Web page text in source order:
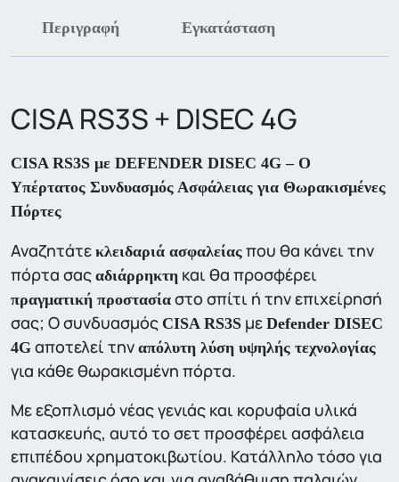
Περιγραφή Εγκατάσταση
CISA RS3S + DISEC 4G
CISA RS3S με DEFENDER DISEC 4G – Ο
Υπέρτατος Συνδυασμός Ασφάλειας για Θωρακισμένες
Πόρτες
Αναζητάτε κλειδαριά ασφαλείας που θα κάνει την
πόρτα σας αδιάρρηκτη και θα προσφέρει
πραγματική προστασία στο σπίτι ή την επιχείρησή
σας; Ο συνδυασμός CISA RS3S με Defender DISEC
4G αποτελεί την απόλυτη λύση υψηλής τεχνολογίας
για κάθε θωρακισμένη πόρτα.
Με εξοπλισμό νέας γενιάς και κορυφαία υλικά
κατασκευής, αυτό το σετ προσφέρει ασφάλεια
επιπέδου χρηματοκιβωτίου. Κατάλληλο τόσο για